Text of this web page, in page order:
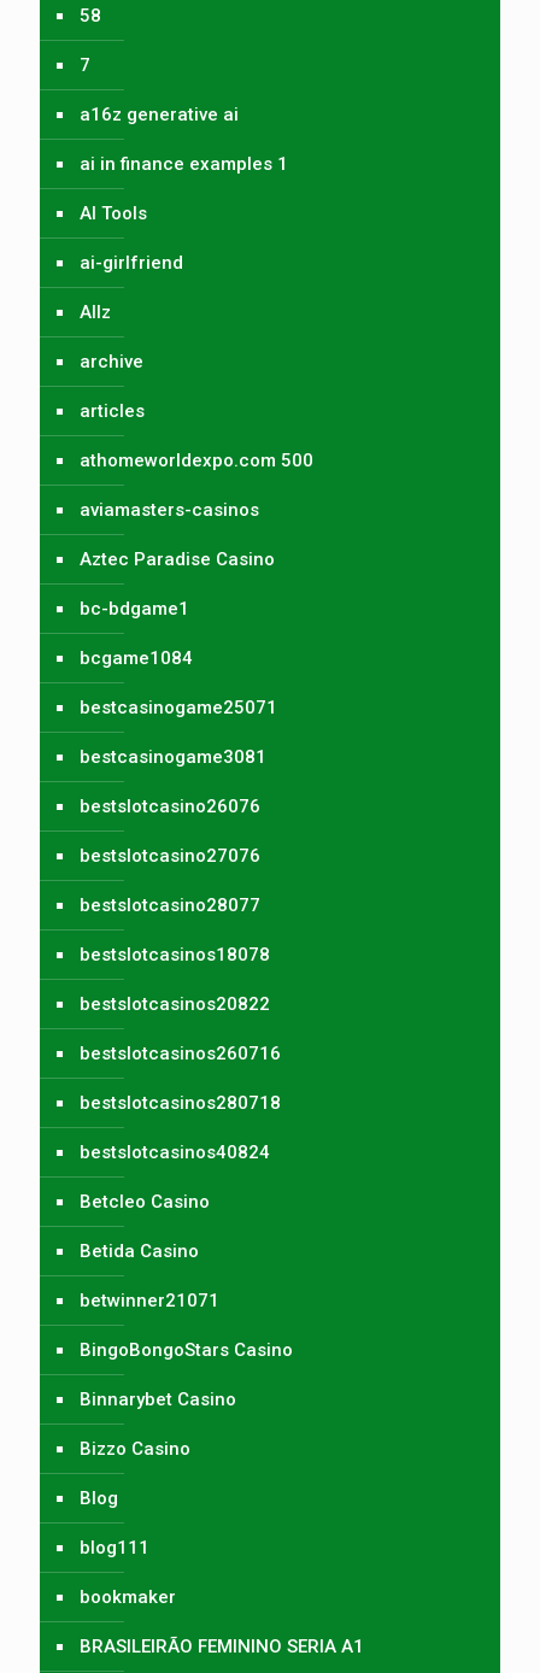
58
7
a16z generative ai
ai in finance examples 1
AI Tools
ai-girlfriend
Allz
archive
articles
athomeworldexpo.com 500
aviamasters-casinos
Aztec Paradise Casino
bc-bdgame1
bcgame1084
bestcasinogame25071
bestcasinogame3081
bestslotcasino26076
bestslotcasino27076
bestslotcasino28077
bestslotcasinos18078
bestslotcasinos20822
bestslotcasinos260716
bestslotcasinos280718
bestslotcasinos40824
Betcleo Casino
Betida Casino
betwinner21071
BingoBongoStars Casino
Binnarybet Casino
Bizzo Casino
Blog
blog111
bookmaker
BRASILEIRÃO FEMININO SERIA A1